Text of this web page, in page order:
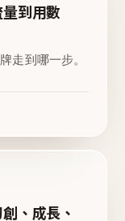
到用數
走到哪一步。
、成長、